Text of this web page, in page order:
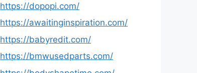
https://dopopi.com/
https://awaitinginspiration.com/
https://babyredit.com/
https://bmwusedparts.com/